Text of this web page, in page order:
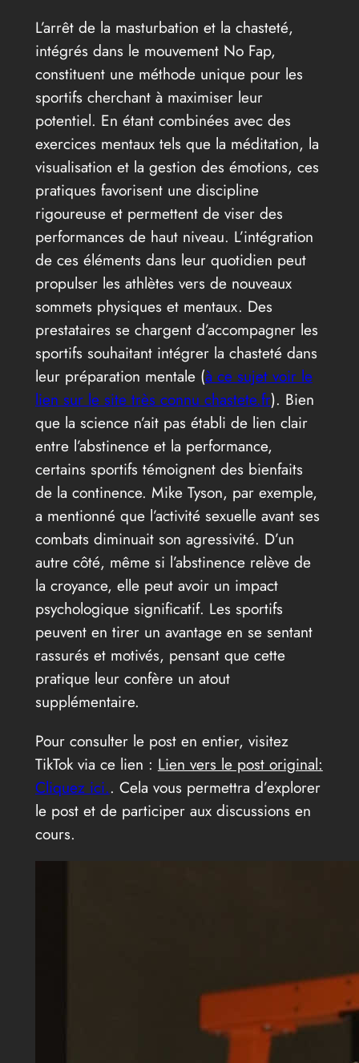
L’arrêt de la masturbation et la chasteté,
intégrés dans le mouvement No Fap,
constituent une méthode unique pour les
sportifs cherchant à maximiser leur
potentiel. En étant combinées avec des
exercices mentaux tels que la méditation, la
visualisation et la gestion des émotions, ces
pratiques favorisent une discipline
rigoureuse et permettent de viser des
performances de haut niveau. L’intégration
de ces éléments dans leur quotidien peut
propulser les athlètes vers de nouveaux
sommets physiques et mentaux. Des
prestataires se chargent d’accompagner les
sportifs souhaitant intégrer la chasteté dans
leur préparation mentale (à ce sujet voir le
lien sur le site très connu chastete.fr). Bien
que la science n’ait pas établi de lien clair
entre l’abstinence et la performance,
certains sportifs témoignent des bienfaits
de la continence. Mike Tyson, par exemple,
a mentionné que l’activité sexuelle avant ses
combats diminuait son agressivité. D’un
autre côté, même si l’abstinence relève de
la croyance, elle peut avoir un impact
psychologique significatif. Les sportifs
peuvent en tirer un avantage en se sentant
rassurés et motivés, pensant que cette
pratique leur confère un atout
supplémentaire.
Pour consulter le post en entier, visitez
TikTok via ce lien : Lien vers le post original:
Cliquez ici.. Cela vous permettra d’explorer
le post et de participer aux discussions en
cours.